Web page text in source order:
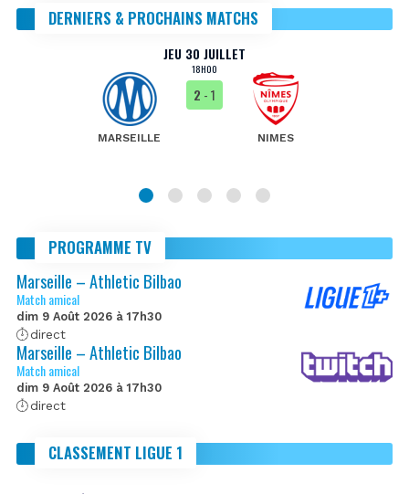
DERNIERS & PROCHAINS MATCHS
JEU 30 JUILLET
18H00
MARSEILLE
2 - 1
NIMES
PROGRAMME TV
Marseille – Athletic Bilbao
Match amical
dim 9 Août 2026 à 17h30
direct
Marseille – Athletic Bilbao
Match amical
dim 9 Août 2026 à 17h30
direct
CLASSEMENT LIGUE 1